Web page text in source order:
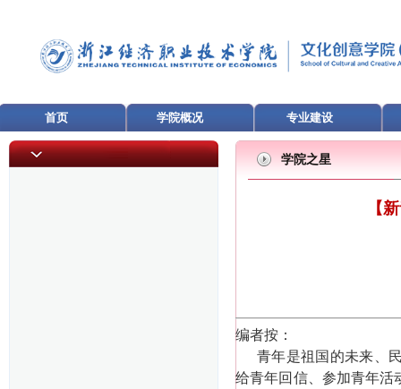
首页 学院概况 专业建设
学院之星
【
编者按：
青年是祖国的未来、
给青年回信、参加青年活